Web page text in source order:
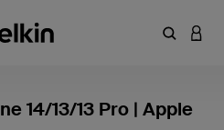
14/13/13 Pro | Apple